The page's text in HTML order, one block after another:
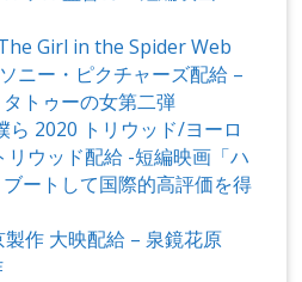
Girl in the Spider Web
ニー・ピクチャーズ配給 –
トゥーの女第二弾
ら 2020 トリウッド/ヨーロ
リウッド配給 -短編映画「ハ
ートして国際的高評価を得
作 大映配給 – 泉鏡花原